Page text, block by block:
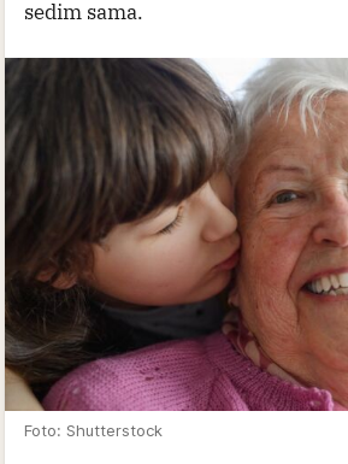
sedim sama.
Foto: Shutterstock